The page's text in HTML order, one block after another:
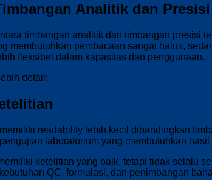
Analitik dan Presisi
timbangan analitik dan timbangan presisi
membutuhkan pembacaan sangat halus,
fleksibel dalam kapasitas dan penggunaan.
detail:
readability lebih kecil dibandingkan
laboratorium yang membutuhkan
ketelitian yang baik, tetapi tidak selalu
QC, formulasi, dan penimbangan